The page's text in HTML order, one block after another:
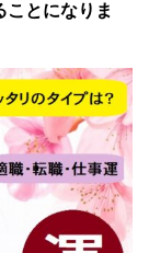
ことになりま